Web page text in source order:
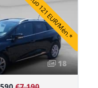
Nuo 121 EUR/Mėn.*
18